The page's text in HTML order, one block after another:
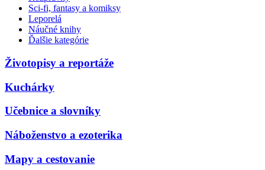
Sci-fi, fantasy a komiksy
Leporelá
Náučné knihy
Ďalšie kategórie
Životopisy a reportáže
Kuchárky
Učebnice a slovníky
Náboženstvo a ezoterika
Mapy a cestovanie